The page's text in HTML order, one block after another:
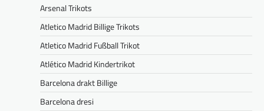
Arsenal Trikots
Atletico Madrid Billige Trikots
Atletico Madrid Fußball Trikot
Atlético Madrid Kindertrikot
Barcelona drakt Billige
Barcelona dresi